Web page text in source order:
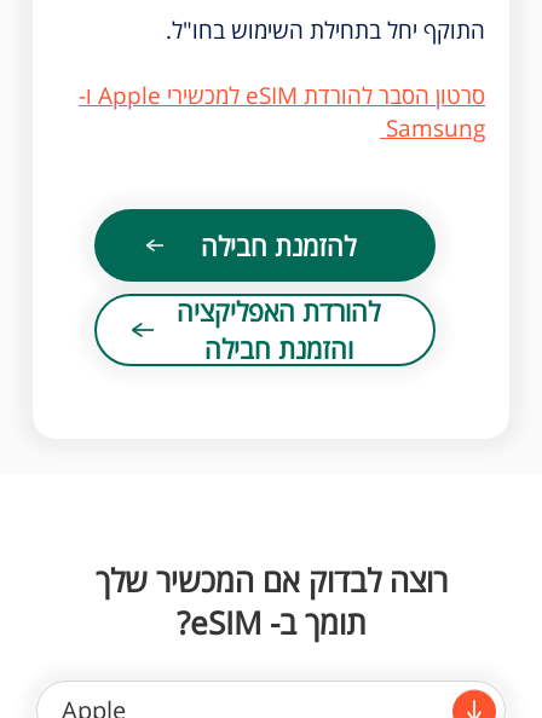
התוקף יחל בתחילת השימוש בחו"ל.
סרטון הסבר להורדת eSIM למכשירי Apple ו-
Samsung
להזמנת חבילה
להורדת האפליקציה
והזמנת חבילה
רוצה לבדוק אם המכשיר שלך
תומך ב- eSIM?
Apple